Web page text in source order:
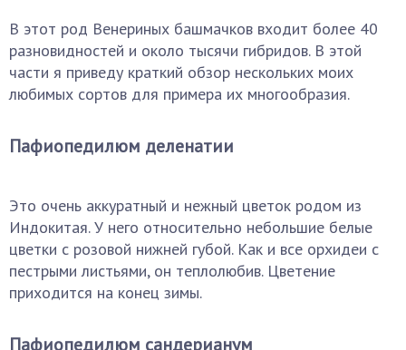
В этот род Венериных башмачков входит более 40
разновидностей и около тысячи гибридов. В этой
части я приведу краткий обзор нескольких моих
любимых сортов для примера их многообразия.
Пафиопедилюм деленатии
Это очень аккуратный и нежный цветок родом из
Индокитая. У него относительно небольшие белые
цветки с розовой нижней губой. Как и все орхидеи с
пестрыми листьями, он теплолюбив. Цветение
приходится на конец зимы.
Пафиопедилюм сандерианум